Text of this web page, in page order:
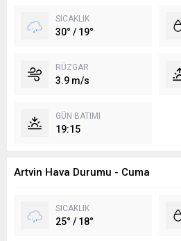
SICAKLIK
30° / 19°
RÜZGAR
3.9 m/s
GÜN BATIMI
19:15
Artvin Hava Durumu - Cuma
SICAKLIK
25° / 18°